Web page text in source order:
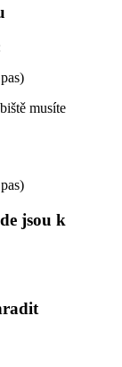
musíte
jsou k